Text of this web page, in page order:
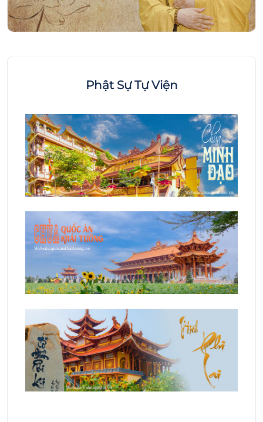
Phật Sự Tự Viện